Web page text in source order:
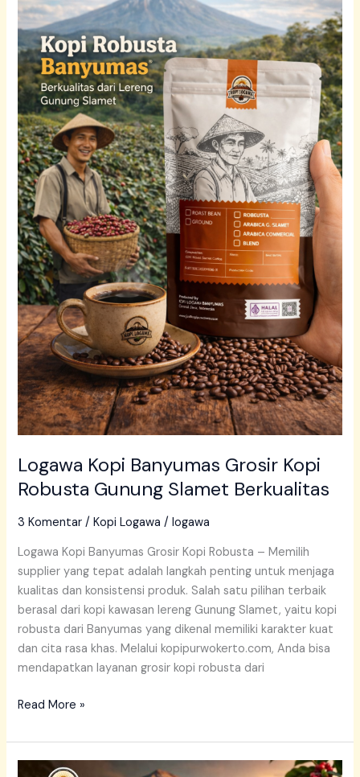
Logawa Kopi Banyumas Grosir Kopi
Robusta Gunung Slamet Berkualitas
3 Komentar /Kopi Logawa /logawa
Logawa Kopi Banyumas Grosir Kopi Robusta – Memilih
supplier yang tepat adalah langkah penting untuk menjaga
kualitas dan konsistensi produk. Salah satu pilihan terbaik
berasal dari kopi kawasan lereng Gunung Slamet, yaitu kopi
robusta dari Banyumas yang dikenal memiliki karakter kuat
dan cita rasa khas. Melalui kopipurwokerto.com, Anda bisa
mendapatkan layanan grosir kopi robusta dari
Grosir
Kopi
Robusta
Gunung
Slamet
Berkualitas
Read More »